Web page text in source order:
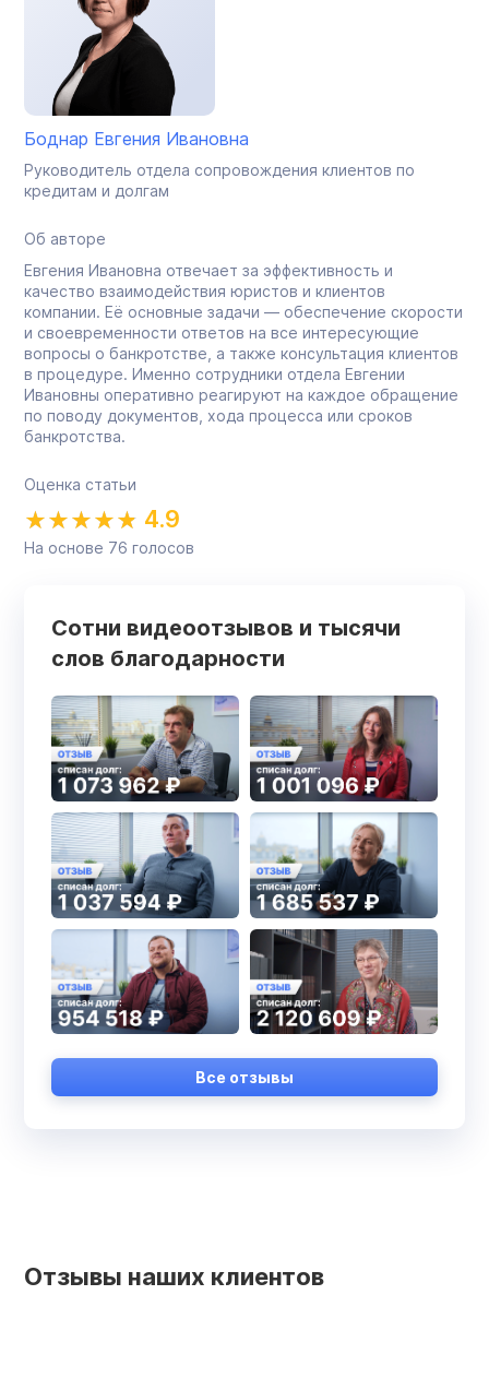
Боднар Евгения Ивановна
Руководитель отдела сопровождения клиентов по
кредитам и долгам
Об авторе
Евгения Ивановна отвечает за эффективность и
качество взаимодействия юристов и клиентов
компании. Её основные задачи — обеспечение скорости
и своевременности ответов на все интересующие
вопросы о банкротстве, а также консультация клиентов
в процедуре. Именно сотрудники отдела Евгении
Ивановны оперативно реагируют на каждое обращение
по поводу документов, хода процесса или сроков
банкротства.
Оценка статьи
4.9
На основе 76 голосов
Сотни видеоотзывов и тысячи
слов благодарности
Все отзывы
Отзывы наших клиентов